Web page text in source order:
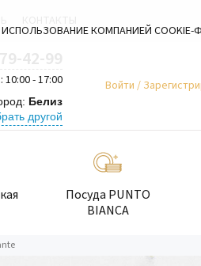
10:00 - 17:00
Белиз
другой
Войти /
Посуда PUNTO
BIANCA
КОМПАНИЕЙ